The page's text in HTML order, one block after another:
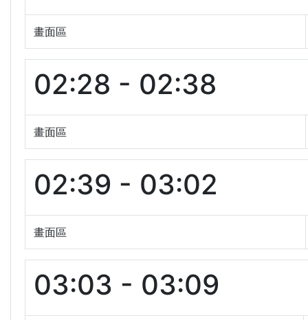
畫面區
02:28 - 02:38
畫面區
02:39 - 03:02
畫面區
03:03 - 03:09